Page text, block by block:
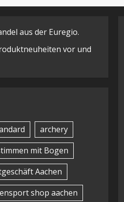
aus der Euregio.
vor und
archery
mit Bogen
Aachen
shop aachen